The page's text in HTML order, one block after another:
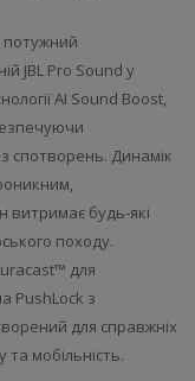
потужний
JBL Pro Sound у
AI Sound Boost,
спотворень. Динамік
витримає будь-які
походу.
для
PushLock з
для справжніх
та мобільність.